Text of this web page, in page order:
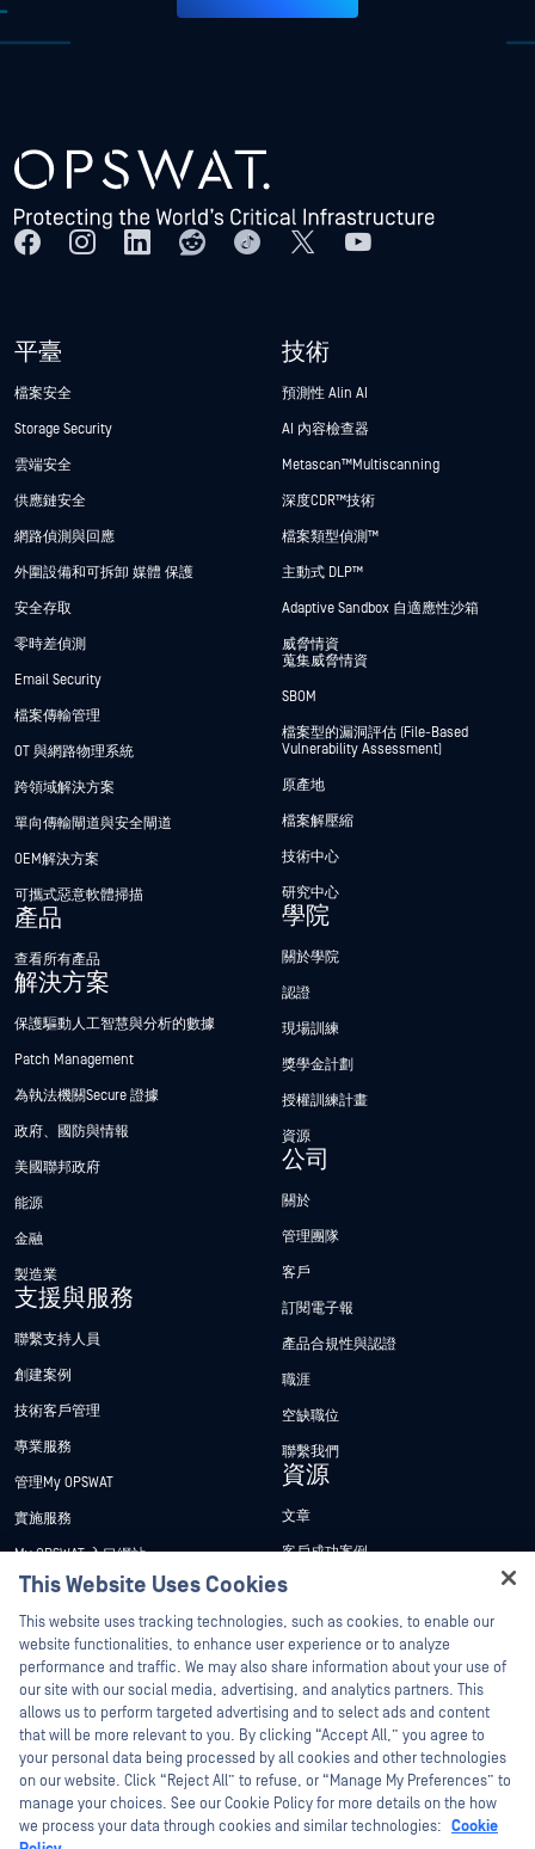
平臺
檔案安全
Storage Security
雲端安全
供應鏈安全
網路偵測與回應
外圍設備和可拆卸 媒體 保護
安全存取
零時差偵測
Email Security
檔案傳輸管理
OT 與網路物理系統
跨領域解決方案
單向傳輸閘道與安全閘道
OEM解決方案
可攜式惡意軟體掃描
產品
查看所有產品
解決方案
保護驅動人工智慧與分析的數據
Patch Management
為執法機關Secure 證據
政府、國防與情報
美國聯邦政府
能源
金融
製造業
支援與服務
聯繫支持人員
創建案例
技術客戶管理
專業服務
管理My OPSWAT
實施服務
My OPSWAT 入口網站
技術檔案
訓練
漏洞通報計畫
合作夥伴
認證
技術合作夥伴
管道合作夥伴計劃
技術
預測性 Alin AI
AI 內容檢查器
Metascan™ Multiscanning
深度CDR™技術
檔案類型偵測™
主動式 DLP™
Adaptive Sandbox 自適應性沙箱
威脅情資
蒐集威脅情資
SBOM
檔案型的漏洞評估 (File-Based
Vulnerability Assessment)
原產地
檔案解壓縮
技術中心
研究中心
學院
關於學院
認證
現場訓練
獎學金計劃
授權訓練計畫
資源
公司
關於
管理團隊
客戶
訂閱電子報
產品合規性與認證
職涯
空缺職位
聯繫我們
資源
文章
客戶成功案例
新聞稿
新聞報導
網路研討會
產品型錄
白皮書
免費工具
This Website Uses Cookies
This website uses tracking technologies, such as cookies, to enable our
website functionalities, to enhance user experience or to analyze
performance and traffic. We may also share information about your use of
our site with our social media, advertising, and analytics partners. This
allows us to perform targeted advertising and to select ads and content
that will be more relevant to you. By clicking “Accept All,” you agree to
your personal data being processed by all cookies and other technologies
on our website. Click “Reject All” to refuse, or “Manage My Preferences” to
manage your choices. See our Cookie Policy for more details on the how
we process your data through cookies and similar technologies: Cookie
Hey there!
I'm Ozzy, your OPSWAT virtual assistant.
How can I help you secure what's critical
today?